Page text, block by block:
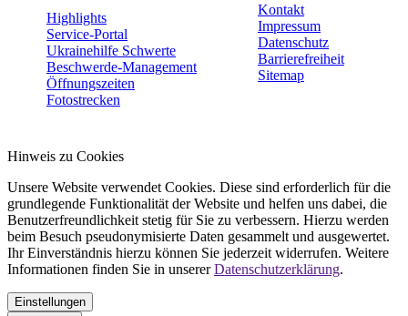
Highlights
Service-Portal
Ukrainehilfe Schwerte
Beschwerde-Management
Öffnungszeiten
Fotostrecken
Kontakt
Impressum
Datenschutz
Barrierefreiheit
Sitemap
Hinweis zu Cookies
Unsere Website verwendet Cookies. Diese sind erforderlich für die
grundlegende Funktionalität der Website und helfen uns dabei, die
Benutzerfreundlichkeit stetig für Sie zu verbessern. Hierzu werden
beim Besuch pseudonymisierte Daten gesammelt und ausgewertet.
Ihr Einverständnis hierzu können Sie jederzeit widerrufen. Weitere
Informationen finden Sie in unsererDatenschutzerklärung.
Einstellungen